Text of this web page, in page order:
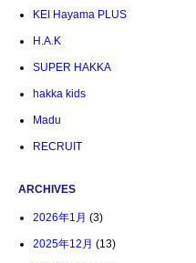
KEI Hayama PLUS
H.A.K
SUPER HAKKA
hakka kids
Madu
RECRUIT
ARCHIVES
2026年1月 (3)
2025年12月 (13)